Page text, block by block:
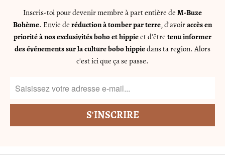
Inscris-toi pour devenir membre à part entière de M-Buze
Bohème. Envie de réduction à tomber par terre, d'avoiraccès en
priorité à nos exclusivités boho et hippieet d'être tenu informer
des événements sur la culture bobo hippiedans ta region. Alors
c'est ici que ça se passe.